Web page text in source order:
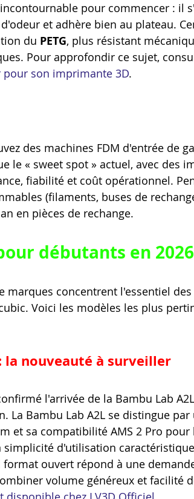
pour commencer : il
et adhère bien au plateau.
du PETG, plus résistant
Pour approfondir ce sujet,
son imprimante 3D.
des machines FDM d'entrée de
le « sweet spot » actuel, avec des
fiabilité et coût opérationnel.
(filaments, buses de
en pièces de rechange.
débutants en 2026
marques concentrent l'essentiel
Voici les modèles les plus
la nouveauté à surveiller
l'arrivée de la Bambu Lab
La Bambu Lab A2L se distingue
et sa compatibilité AMS 2 Pro
d'utilisation
format ouvert répond à une
volume généreux et facilité